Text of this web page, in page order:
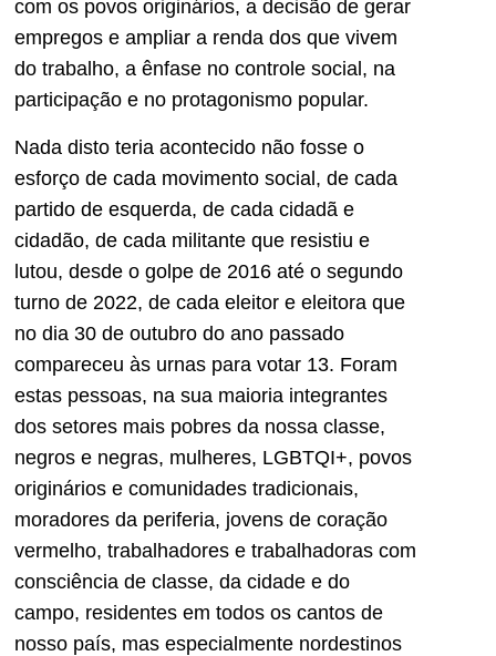
com os povos originários, a decisão de gerar
empregos e ampliar a renda dos que vivem
do trabalho, a ênfase no controle social, na
participação e no protagonismo popular.
Nada disto teria acontecido não fosse o
esforço de cada movimento social, de cada
partido de esquerda, de cada cidadã e
cidadão, de cada militante que resistiu e
lutou, desde o golpe de 2016 até o segundo
turno de 2022, de cada eleitor e eleitora que
no dia 30 de outubro do ano passado
compareceu às urnas para votar 13. Foram
estas pessoas, na sua maioria integrantes
dos setores mais pobres da nossa classe,
negros e negras, mulheres, LGBTQI+, povos
originários e comunidades tradicionais,
moradores da periferia, jovens de coração
vermelho, trabalhadores e trabalhadoras com
consciência de classe, da cidade e do
campo, residentes em todos os cantos de
nosso país, mas especialmente nordestinos